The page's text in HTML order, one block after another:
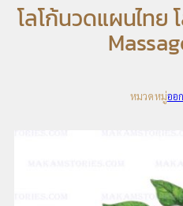
โลโก้นวดแผนไทย
หมวดหมู่ออ